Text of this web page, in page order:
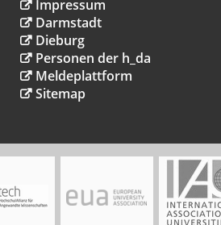
Impressum
Darmstadt
Dieburg
Personen der h_da
Meldeplattform
Sitemap